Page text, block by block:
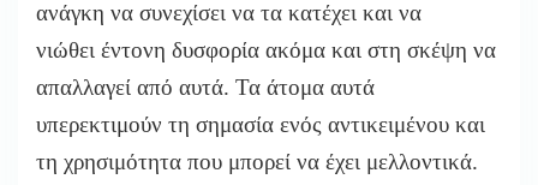
ανάγκη να συνεχίσει να τα κατέχει και να
νιώθει έντονη δυσφορία ακόμα και στη σκέψη να
απαλλαγεί από αυτά. Τα άτομα αυτά
υπερεκτιμούν τη σημασία ενός αντικειμένου και
τη χρησιμότητα που μπορεί να έχει μελλοντικά.